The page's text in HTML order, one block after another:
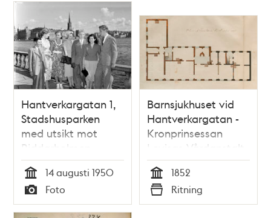
Hantverkargatan 1,
Stadshusparken
med utsikt mot
Riddarholmen.
Grupporträtt av
svensk och utländsk
skolungdom
Tid
14 augusti 1950
Typ
Foto
Barnsjukhuset vid
Hantverkargatan -
Kronprinsessan
Lovisas Vårdanstalt
för sjuka barn,
ritningar 1852
Tid
1852
Typ
Ritning